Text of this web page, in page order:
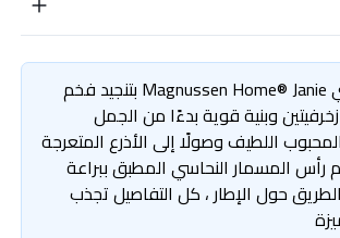
يتميز كرسي Magnussen Home® Janie بتنجيد فخم
وبنية قوية بدءًا من الجمل
اللطيف وصولًا إلى الأذرع المتعرجة
رأس المسمار النحاسي المطبق ببراعة
حول الإطار ، كل التفاصيل تجذب